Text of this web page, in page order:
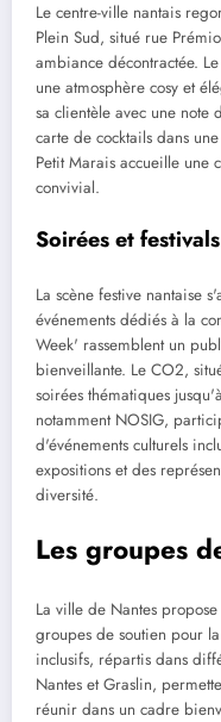
Le centre-ville nantais
Plein Sud, situé rue
ambiance décontractée.
une atmosphère cosy et
sa clientèle avec une
carte de cocktails dans
Petit Marais accueille une
convivial.
Soirées et
La scène festive nantaise
événements dédiés à la
Week' rassemblent un
bienveillante. Le CO2,
soirées thématiques
notamment NOSIG,
d'événements culturels
expositions et des
diversité.
Les groupes
La ville de Nantes
groupes de soutien pour
inclusifs, répartis dans
Nantes et Graslin,
réunir dans un cadre